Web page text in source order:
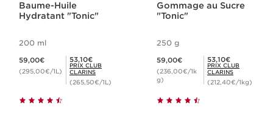
Baume-Huile
Hydratant "Tonic"
200 ml
59,00€
(295,00€/1L)
Prix Club Clarins 53,10€
53,10€
PRIX CLUB
CLARINS
(265,50€/1L)
Gommage au Sucre
"Tonic"
250 g
59,00€
(236,00€/1k
g)
Prix Club Clarins 53,10€
53,10€
PRIX CLUB
CLARINS
(212,40€/1kg)